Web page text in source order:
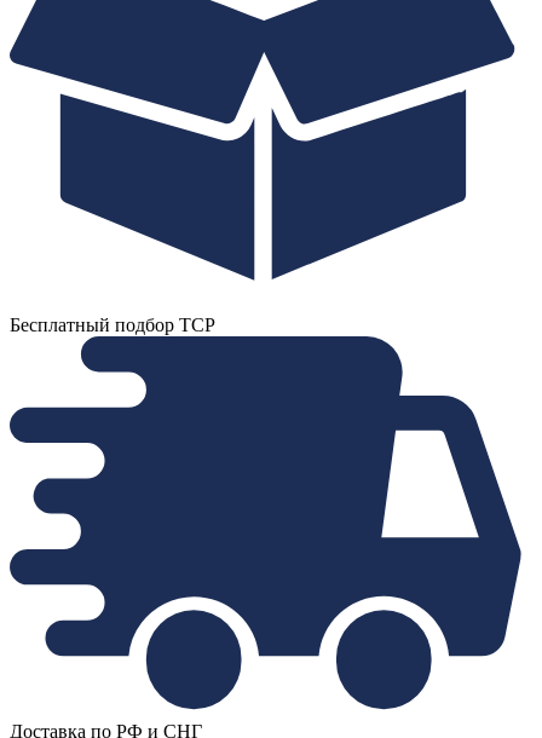
Бесплатный подбор ТСР
Доставка по РФ и СНГ